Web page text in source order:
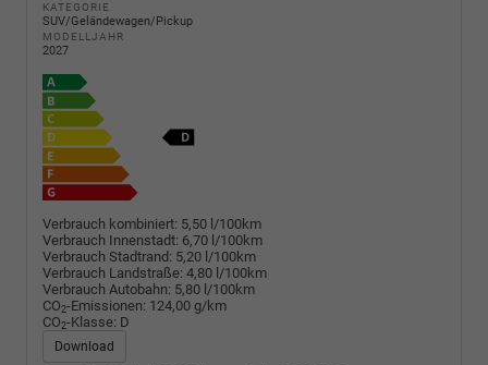
KATEGORIE
SUV/Geländewagen/Pickup
MODELLJAHR
2027
Verbrauch kombiniert: 5,50 l/100km
Verbrauch Innenstadt: 6,70 l/100km
Verbrauch Stadtrand: 5,20 l/100km
Verbrauch Landstraße: 4,80 l/100km
Verbrauch Autobahn: 5,80 l/100km
CO2-Emissionen: 124,00 g/km
CO2-Klasse: D
Download